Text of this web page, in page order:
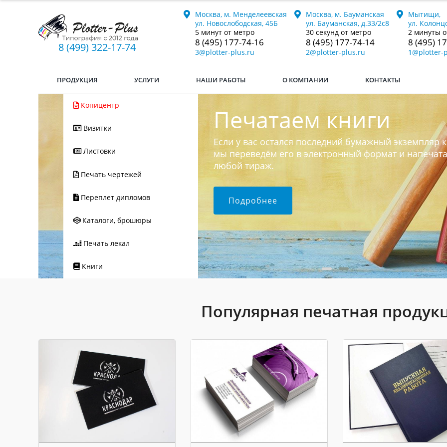
8 (499) 322-17-74
Москва, м. Менделеевская
ул. Новослободская, 45Б
5 минут от метро
8 (495) 177-74-16
3@plotter-plus.ru
Москва, м. Бауманская
ул. Бауманская, д.33/2с8
30 секунд от метро
8 (495) 177-74-14
2@plotter-plus.ru
Мытищи,
ул.
2 минуты
8 (495)
1@plotter-
ПРОДУКЦИЯ УСЛУГИ НАШИ РАБОТЫ О КОМПАНИИ КОНТАКТЫ
Копицентр
Визитки
Листовки
Печать чертежей
Переплет дипломов
Каталоги, брошюры
Печать лекал
Книги
Печатаем книги
Если у вас остался последний бумажный экземпляр
мы переведём его в электронный формат и
любой тираж.
Подробнее
Популярная печатная